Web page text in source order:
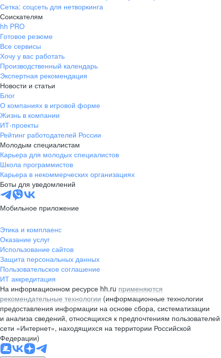
Сетка: соцсеть для нетворкинга
Соискателям
hh PRO
Готовое резюме
Все сервисы
Хочу у вас работать
Производственный календарь
Экспертная рекомендация
Новости и статьи
Блог
О компаниях в игровой форме
Жизнь в компании
ИТ-проекты
Рейтинг работодателей России
Молодым специалистам
Карьера для молодых специалистов
Школа программистов
Карьера в некоммерческих организациях
Боты для уведомлений
Мобильное приложение
Этика и комплаенс
Оказание услуг
Использование сайтов
Защита персональных данных
Пользовательское соглашение
ИТ аккредитация
На информационном ресурсе hh.ru применяются
рекомендательные технологии (информационные технологии
предоставления информации на основе сбора, систематизации
и анализа сведений, относящихся к предпочтениям пользователей
сети «Интернет», находящихся на территории Российской
Федерации)